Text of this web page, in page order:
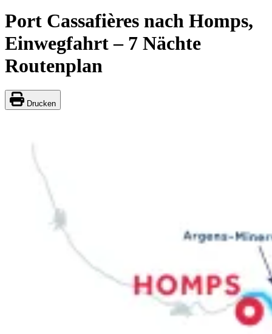
Port Cassafières nach Homps,
Einwegfahrt – 7 Nächte
Routenplan
Drucken